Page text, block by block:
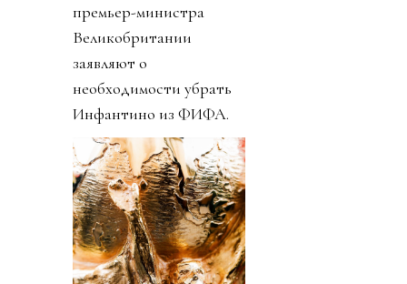
премьер-министра
Великобритании
заявляют о
необходимости убрать
Инфантино из ФИФА.